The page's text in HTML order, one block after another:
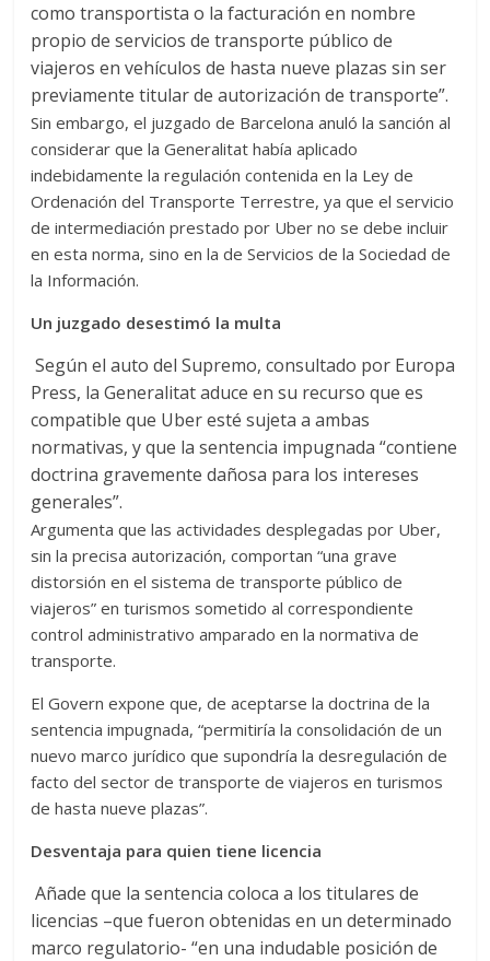
como transportista o la facturación en nombre
propio de servicios de transporte público de
viajeros en vehículos de hasta nueve plazas sin ser
previamente titular de autorización de transporte”.
Sin embargo, el juzgado de Barcelona anuló la sanción al
considerar que la Generalitat había aplicado
indebidamente la regulación contenida en la Ley de
Ordenación del Transporte Terrestre, ya que el servicio
de intermediación prestado por Uber no se debe incluir
en esta norma, sino en la de Servicios de la Sociedad de
la Información.
Un juzgado desestimó la multa
Según el auto del Supremo, consultado por Europa
Press, la Generalitat aduce en su recurso que es
compatible que Uber esté sujeta a ambas
normativas, y que la sentencia impugnada “contiene
doctrina gravemente dañosa para los intereses
generales”.
Argumenta que las actividades desplegadas por Uber,
sin la precisa autorización, comportan “una grave
distorsión en el sistema de transporte público de
viajeros” en turismos sometido al correspondiente
control administrativo amparado en la normativa de
transporte.
El Govern expone que, de aceptarse la doctrina de la
sentencia impugnada, “permitiría la consolidación de un
nuevo marco jurídico que supondría la desregulación de
facto del sector de transporte de viajeros en turismos
de hasta nueve plazas”.
Desventaja para quien tiene licencia
Añade que la sentencia coloca a los titulares de
licencias –que fueron obtenidas en un determinado
marco regulatorio- “en una indudable posición de